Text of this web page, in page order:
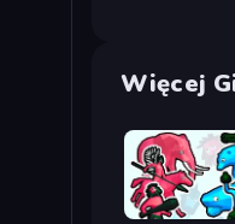
Więcej